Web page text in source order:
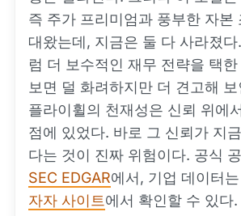
즉 주가 프리미엄과 풍부한 자본
대왔는데, 지금은 둘 다 사라졌
럼 더 보수적인 재무 전략을 택
보면 덜 화려하지만 더 견고해
플라이휠의 천재성은 신뢰 위에
점에 있었다. 바로 그 신뢰가 지
다는 것이 진짜 위험이다. 공식
SEC EDGAR에서, 기업 데이터는
자자 사이트에서 확인할 수 있다.